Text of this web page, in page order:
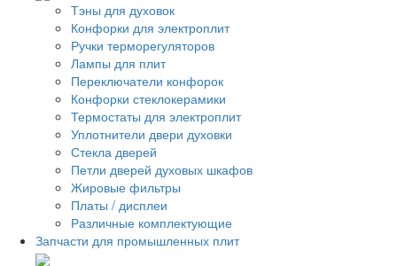
Тэны для духовок
Конфорки для электроплит
Ручки терморегуляторов
Лампы для плит
Переключатели конфорок
Конфорки стеклокерамики
Термостаты для электроплит
Уплотнители двери духовки
Стекла дверей
Петли дверей духовых шкафов
Жировые фильтры
Платы / дисплеи
Различные комплектующие
Запчасти для промышленных плит